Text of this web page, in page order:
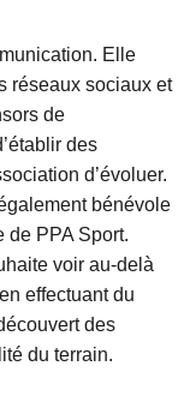
Elle
réseaux sociaux et
de
des
d’évoluer.
bénévole
de PPA Sport.
voir au-delà
effectuant du
des
du terrain.